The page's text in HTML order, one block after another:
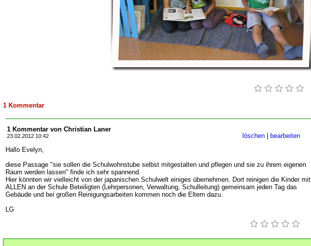
1 Kommentar
1 Kommentar von Christian Laner
23.02.2012 10:42 bearbeiten
löschen
Hallo Evelyn,
diese Passage "sie sollen die Schulwohnstube selbst mitgestalten und pflegen und sie zu ihrem eigenen
Raum werden lassen" finde ich sehr spannend.
Hier könnten wir vielleicht von der japanischen Schulwelt einiges übernehmen. Dort reinigen die Kinder mit
ALLEN an der Schule Beteiligten (Lehrpersonen, Verwaltung, Schulleitung) gemeinsam jeden Tag das
Gebäude und bei großen Reinigungsarbeiten kommen noch die Eltern dazu.
LG